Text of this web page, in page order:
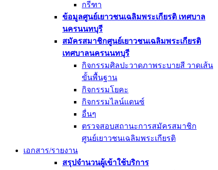
กรีฑา
ข้อมูลศูนย์เยาวชนเฉลิมพระเกียรติ เทศบาล
นครนนทบุรี
สมัครสมาชิกศูนย์เยาวชนเฉลิมพระเกียรติ
เทศบาลนครนนทบุรี
กิจกรรมศิลปะวาดภาพระบายสี วาดเส้น
ขั้นพื้นฐาน
กิจกรรมโยคะ
กิจกรรมไลน์แดนซ์
อื่นๆ
ตรวจสอบสถานะการสมัครสมาชิก
ศูนย์เยาวชนเฉลิมพระเกียรติ
เอกสาร/รายงาน
สรุปจำนวนผู้เข้าใช้บริการ